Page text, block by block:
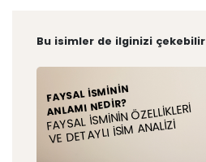
Bu isimler de ilginizi çekebilir
FAYSAL İSMININ
ANLAMI NEDIR?
FAYSAL İSMININ ÖZELLIKLERI
VE DETAYLI İSIM ANALIZI